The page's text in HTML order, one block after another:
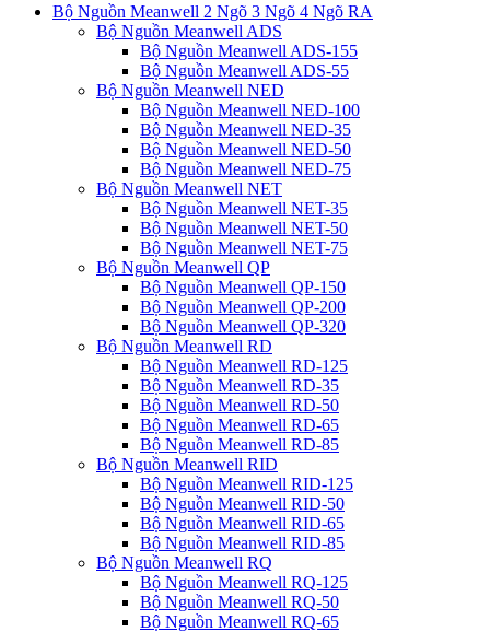
Bộ Nguồn Meanwell 2 Ngõ 3 Ngõ 4 Ngõ RA
Bộ Nguồn Meanwell ADS
Bộ Nguồn Meanwell ADS-155
Bộ Nguồn Meanwell ADS-55
Bộ Nguồn Meanwell NED
Bộ Nguồn Meanwell NED-100
Bộ Nguồn Meanwell NED-35
Bộ Nguồn Meanwell NED-50
Bộ Nguồn Meanwell NED-75
Bộ Nguồn Meanwell NET
Bộ Nguồn Meanwell NET-35
Bộ Nguồn Meanwell NET-50
Bộ Nguồn Meanwell NET-75
Bộ Nguồn Meanwell QP
Bộ Nguồn Meanwell QP-150
Bộ Nguồn Meanwell QP-200
Bộ Nguồn Meanwell QP-320
Bộ Nguồn Meanwell RD
Bộ Nguồn Meanwell RD-125
Bộ Nguồn Meanwell RD-35
Bộ Nguồn Meanwell RD-50
Bộ Nguồn Meanwell RD-65
Bộ Nguồn Meanwell RD-85
Bộ Nguồn Meanwell RID
Bộ Nguồn Meanwell RID-125
Bộ Nguồn Meanwell RID-50
Bộ Nguồn Meanwell RID-65
Bộ Nguồn Meanwell RID-85
Bộ Nguồn Meanwell RQ
Bộ Nguồn Meanwell RQ-125
Bộ Nguồn Meanwell RQ-50
Bộ Nguồn Meanwell RQ-65